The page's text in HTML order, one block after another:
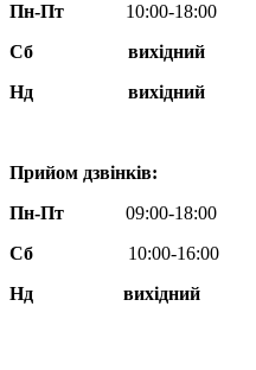
Пн-Пт
10:00-18:00
Сб
вихідний
Нд
вихідний
Прийом дзвінків:
Пн-Пт
09:00-18:00
Сб
10:00-16:00
Нд вихідний